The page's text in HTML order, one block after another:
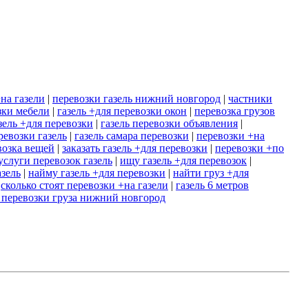
газели | перевозки газель нижний новгород | частники
мебели | газель +для перевозки окон | перевозка грузов
+для перевозки | газель перевозки объявления |
газель | газель самара перевозки | перевозки +на
вещей | заказать газель +для перевозки | перевозки +по
перевозок газель | ищу газель +для перевозок |
| найму газель +для перевозки | найти груз +для
сколько стоят перевозки +на газели | газель 6 метров
перевозки груза нижний новгород